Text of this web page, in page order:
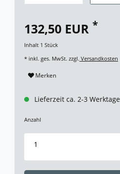
132,50 EUR *
Inhalt 1 Stück
* inkl. ges. MwSt. zzgl. Versandkosten
Merken
Lieferzeit ca. 2-3 Werktage
Anzahl